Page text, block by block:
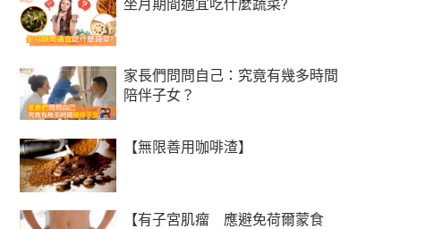
坐月期間適宜吃什麼蔬菜?
家長們問問自己：究竟有幾多時間
陪伴子女？
【無限善用咖啡渣】
【有子宮肌瘤 應避免荷爾蒙食